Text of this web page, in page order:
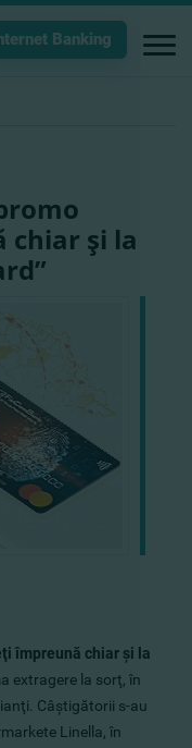
Banking
chiar şi la
împreună chiar şi la
extragere la sorţ, în
Câştigătorii s-au
Linella, în